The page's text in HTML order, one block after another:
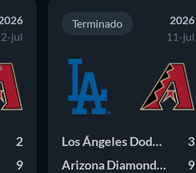
jul
2
9
Terminado
2026
11-jul
Los Ángeles Dodgers
3
Arizona Diamondbacks
9